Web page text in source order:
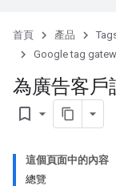
首頁 產品
Google tag
為廣告客戶
bookmark_border
這個頁面中的內容
總覽